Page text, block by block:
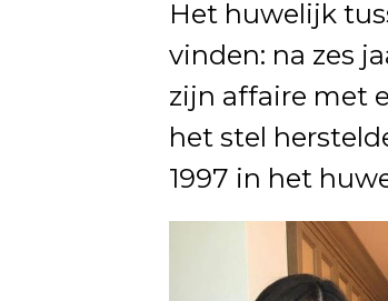
Het huwelijk
vinden: na zes
zijn affaire met
het stel
1997 in het